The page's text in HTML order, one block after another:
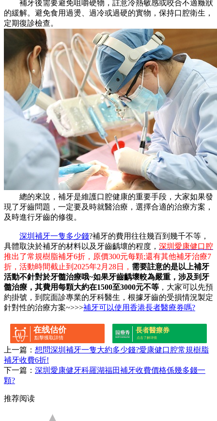
補牙後需要避免咀嚼硬物，註意冷熱敏感或咬合不適癥狀
的緩解。避免食用過燙、過冷或過硬的實物，保持口腔衛生，
定期復診檢查。
總的來說，補牙是維護口腔健康的重要手段，大家如果發
現了牙齒問題，一定要及時就醫治療，選擇合適的治療方案，
及時進行牙齒的修復。
深圳補牙一隻多少錢?補牙的費用往往幾百到幾千不等，
具體取決於補牙的材料以及牙齒齲壞的程度， 深圳愛康健口腔
推出了常規樹脂補牙6折，原價300元每顆;還有其他補牙治療7
折，活動時間截止到2025年2月28日， 需要註意的是以上補牙
活動不針對於牙髓治療哦~如果牙齒齲壞較為嚴重，涉及到牙
髓治療，其費用每顆大約在1500至3000元不等 ，大家可以先預
約掛號，到院面診專業的牙科醫生，根據牙齒的受損情況製定
針對性的治療方案~>>>補牙可以使用香港長者醫療券嗎?
在线估价
點擊獲取詳情
長者醫療券
点击了解详情
上一篇： 想問深圳補牙一隻大約多少錢?愛康健口腔常規樹脂
補牙收費6折!
下一篇： 深圳愛康健牙科羅湖福田補牙收費價格係幾多錢一
顆?
推荐阅读